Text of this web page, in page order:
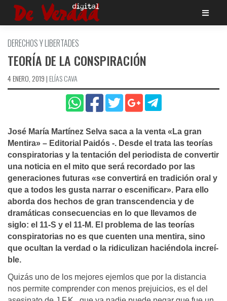
Saltar
DERECHOS Y LIBERTADES
TEORÍ­A DE LA CONSPIRACIÓN
4 ENERO, 2019 | ELÍ­AS CAVA
José Marí­a Martí­nez Selva saca a la venta «La gran
Mentira» – Editorial Paidós -. Desde el trata las teorí­as
conspiratorias y la tentación del periodista de convertir
una noticia en el mito que será recordado por las
generaciones futuras «se convertirá en tradición oral y
que a todos les gusta narrar o escenificar». Para ello
aborda dos hechos de gran transcendencia y de
dramáticas consecuencias en lo que llevamos de
siglo: el 11-S y el 11-M. El problema de las teorí­as
conspiratorias no es que cuenten una mentira, sino
que ocultan la verdad o la ridiculizan haciéndola increí­
ble.
Quizás uno de los mejores ejemlos que por la distancia
nos permite comprender con menos prejuicios, es el del